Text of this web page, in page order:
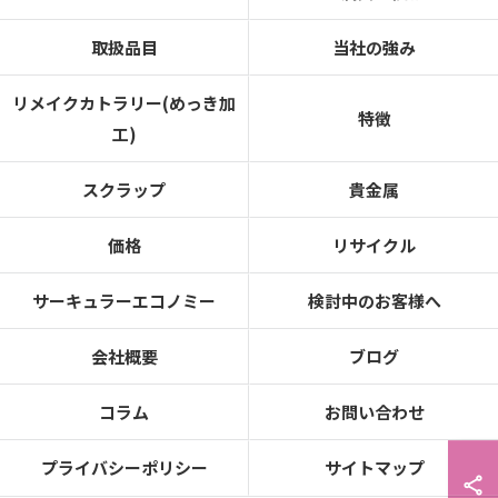
取扱品目 当社の強み
リメイクカトラリー(めっき加
工)
特徴
スクラップ 貴金属
価格 リサイクル
サーキュラーエコノミー 検討中のお客様へ
会社概要 ブログ
コラム お問い合わせ
プライバシーポリシー サイトマップ